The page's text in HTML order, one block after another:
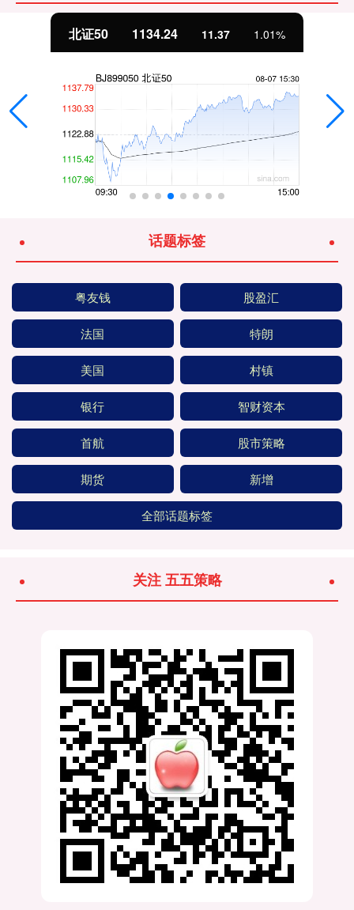
北证50 1134.24 11.37 1.01%
话题标签
粤友钱 股盈汇
法国 特朗
美国 村镇
银行 智财资本
首航 股市策略
期货 新增
全部话题标签
关注 五五策略